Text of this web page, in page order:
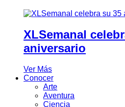
XLSemanal
aniversario
Ver Más
Conocer
Arte
Aventura
Ciencia